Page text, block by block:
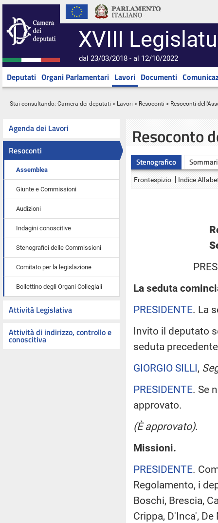
XVIII
dal 23/03/2018 - al 12/10/2022
Deputati Organi Parlamentari Lavori Documenti
Stai consultando: Camera dei deputati > Lavori > Resoconti > Resoconti
Agenda dei Lavori
Resoconti
Assemblea
Giunte e Commissioni
Audizioni
Indagini conoscitive
Stenografici delle Commissioni
Comitato per la legislazione
Bollettino degli Organi Collegiali
Attività Legislativa
Attività di indirizzo, controllo e
conoscitiva
Resoconto
Stenografico
Frontespizio Indice
La seduta
PRESIDENTE. La
Invito il deputato
seduta
GIORGIO SILLI,
PRESIDENTE. Se
approvato.
(È approvato).
Missioni.
PRESIDENTE.
Regolamento, i
Boschi, Brescia,
Crippa, D'Inca',